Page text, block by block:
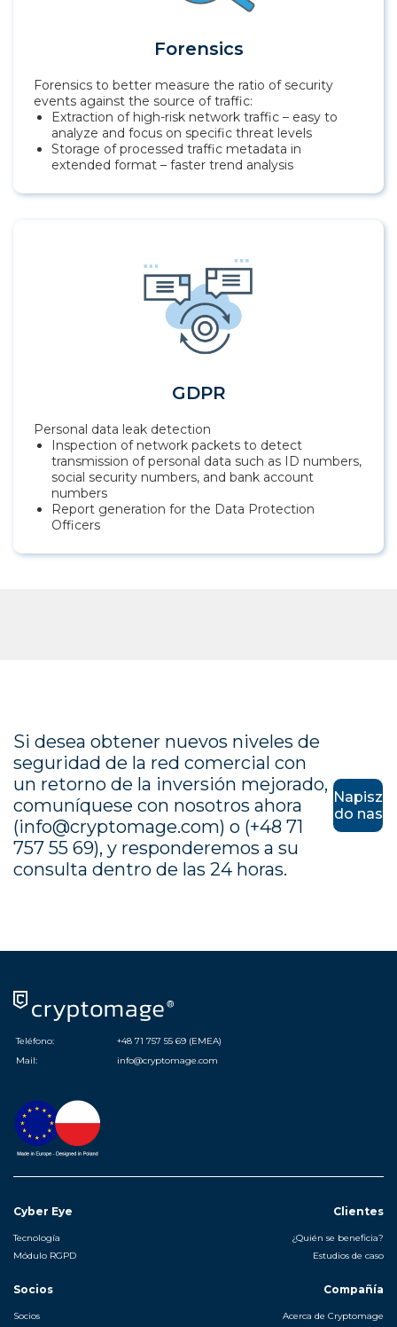
Forensics
Forensics to better measure the ratio of security
events against the source of traffic:
Extraction of high-risk network traffic – easy to
analyze and focus on specific threat levels
Storage of processed traffic metadata in
extended format – faster trend analysis
GDPR
Personal data leak detection
Inspection of network packets to detect
transmission of personal data such as ID numbers,
social security numbers, and bank account
numbers
Report generation for the Data Protection
Officers
Si desea obtener nuevos niveles de
seguridad de la red comercial con
un retorno de la inversión mejorado,
comuníquese con nosotros ahora
(info@cryptomage.com) o (+48 71
757 55 69), y responderemos a su
consulta dentro de las 24 horas.
Napisz
do nas
Teléfono:
+48 71 757 55 69 (EMEA)
Mail:
info@cryptomage.com
Cyber Eye
Tecnología
Módulo RGPD
Clientes
¿Quién se beneficia?
Estudios de caso
Socios
Socios
Compañía
Acerca de Cryptomage